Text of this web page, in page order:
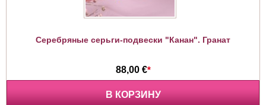
Серебряные серьги-подвески "Канан". Гранат
88,00 €*
В КОРЗИНУ